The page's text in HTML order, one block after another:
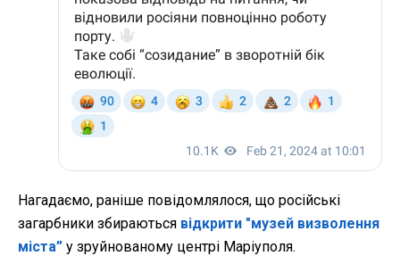
Нагадаємо, раніше повідомлялося, що російські
загарбники збираються відкрити "музей визволення
міста” у зруйнованому центрі Маріуполя.